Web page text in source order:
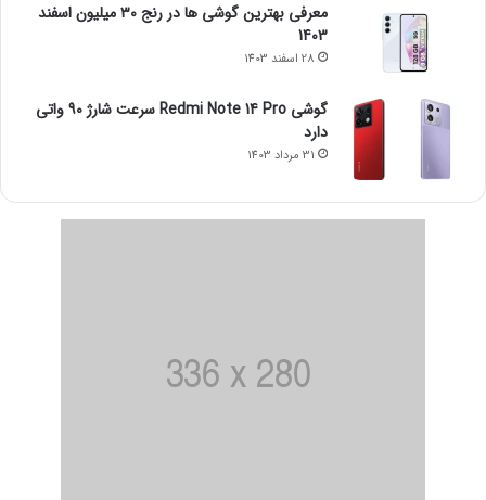
معرفی بهترین گوشی ها در رنج ۳۰ میلیون اسفند
1403
28 اسفند 1403
گوشی Redmi Note 14 Pro سرعت شارژ 90 واتی
دارد
31 مرداد 1403